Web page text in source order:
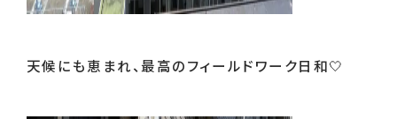
天候にも恵まれ、最高のフィールドワーク日和🤍